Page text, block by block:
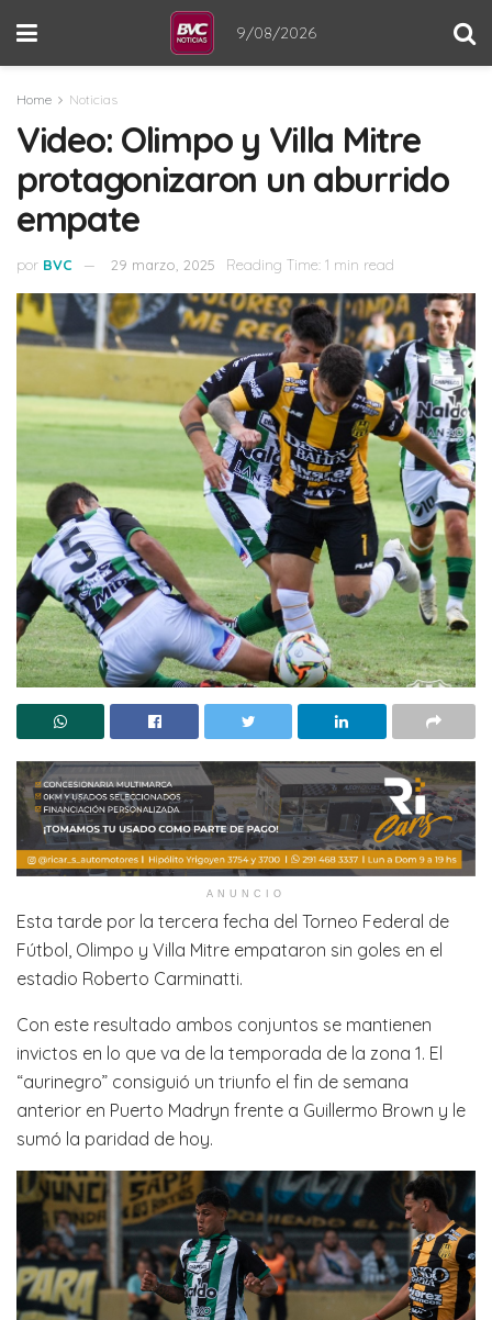
9/08/2026
Home Noticias
Video: Olimpo y Villa Mitre
protagonizaron un aburrido
empate
por BVC 29 marzo, 2025 Reading Time: 1 min read
ANUNCIO
Esta tarde por la tercera fecha del Torneo Federal de
Fútbol, Olimpo y Villa Mitre empataron sin goles en el
estadio Roberto Carminatti.
Con este resultado ambos conjuntos se mantienen
invictos en lo que va de la temporada de la zona 1. El
“aurinegro” consiguió un triunfo el fin de semana
anterior en Puerto Madryn frente a Guillermo Brown y le
sumó la paridad de hoy.